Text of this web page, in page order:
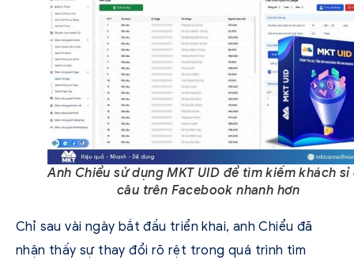
Anh Chiểu sử dụng MKT UID để tìm kiếm khách sỉ
câu trên Facebook nhanh hơn
Chỉ sau vài ngày bắt đầu triển khai, anh Chiểu đã
nhận thấy sự thay đổi rõ rệt trong quá trình tìm